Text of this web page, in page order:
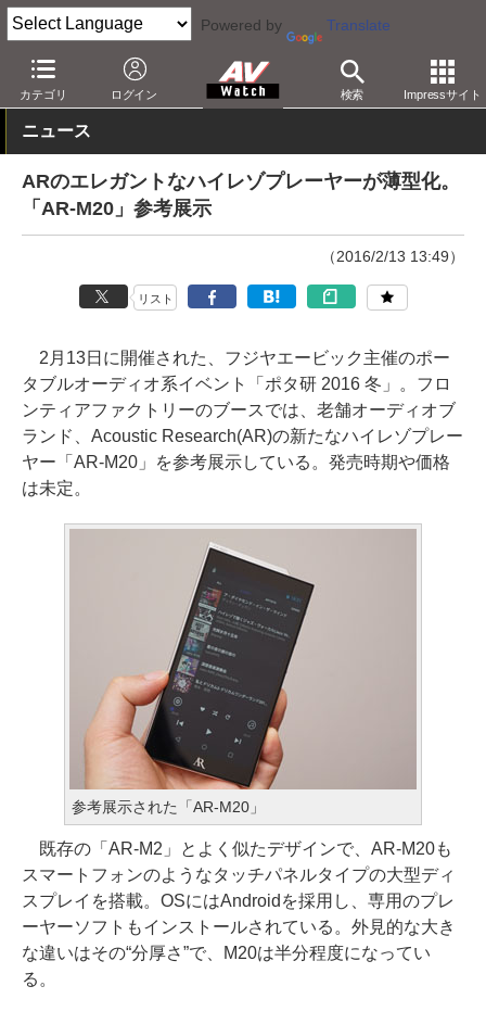
Powered by Translate
カテゴリ ログイン 検索 Impressサイト
AV Watch 製品 ポータブルオーディオ その他
ニュース
ARのエレガントなハイレゾプレーヤーが薄型化。
「AR-M20」参考展示
（2016/2/13 13:49）
リスト
2月13日に開催された、フジヤエービック主催のポー
タブルオーディオ系イベント「ポタ研 2016 冬」。フロ
ンティアファクトリーのブースでは、老舗オーディオブ
ランド、Acoustic Research(AR)の新たなハイレゾプレー
ヤー「AR-M20」を参考展示している。発売時期や価格
は未定。
参考展示された「AR-M20」
既存の「AR-M2」とよく似たデザインで、AR-M20も
スマートフォンのようなタッチパネルタイプの大型ディ
スプレイを搭載。OSにはAndroidを採用し、専用のプレ
ーヤーソフトもインストールされている。外見的な大き
な違いはその“分厚さ”で、M20は半分程度になってい
る。